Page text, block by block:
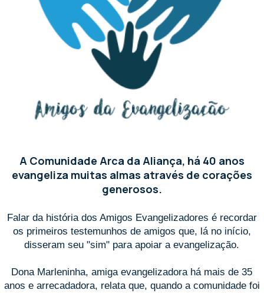
A Comunidade Arca da Aliança, há 40 anos
evangeliza muitas almas através de corações
generosos.
Falar da história dos Amigos Evangelizadores é recordar
os primeiros testemunhos de amigos que, lá no início,
disseram seu "sim" para apoiar a evangelização.
Dona Marleninha, amiga evangelizadora há mais de 35
anos e arrecadadora, relata que, quando a comunidade foi